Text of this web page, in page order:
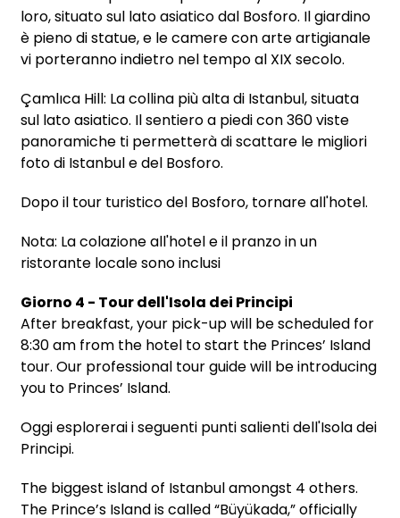
loro, situato sul lato asiatico dal Bosforo. Il giardino
è pieno di statue, e le camere con arte artigianale
vi porteranno indietro nel tempo al XIX secolo.
Çamlıca Hill: La collina più alta di Istanbul, situata
sul lato asiatico. Il sentiero a piedi con 360 viste
panoramiche ti permetterà di scattare le migliori
foto di Istanbul e del Bosforo.
Dopo il tour turistico del Bosforo, tornare all'hotel.
Nota: La colazione all'hotel e il pranzo in un
ristorante locale sono inclusi
Giorno 4 - Tour dell'Isola dei Principi
After breakfast, your pick-up will be scheduled for
8:30 am from the hotel to start the Princes’ Island
tour. Our professional tour guide will be introducing
you to Princes’ Island.
Oggi esplorerai i seguenti punti salienti dell'Isola dei
Principi.
The biggest island of Istanbul amongst 4 others.
The Prince’s Island is called “Büyükada,” officially